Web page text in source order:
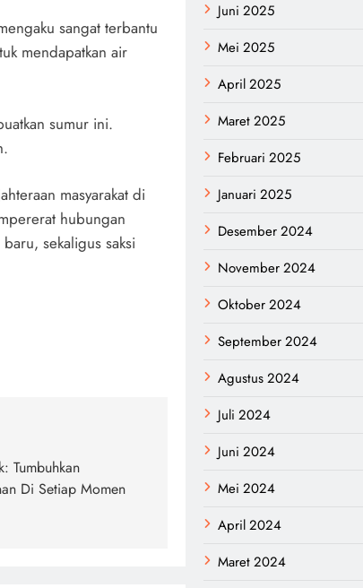
sangat terbantu
mendapatkan air
sumur ini.
masyarakat di
hubungan
sekaligus saksi
Tumbuhkan
Di Setiap Momen
Juni 2025
Mei 2025
April 2025
Maret 2025
Februari 2025
Januari 2025
Desember 2024
November 2024
Oktober 2024
September 2024
Agustus 2024
Juli 2024
Juni 2024
Mei 2024
April 2024
Maret 2024